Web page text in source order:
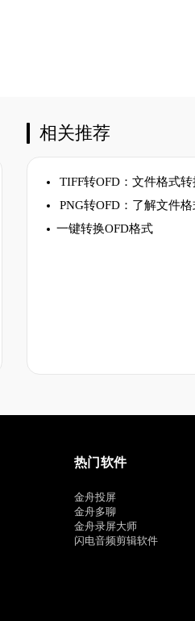
相关推荐
TIFF转OFD：文件格式
PNG转OFD：了解文件
​一键转换OFD格式
热门软件
金舟投屏
金舟多聊
金舟录屏大师
闪电音频剪辑软件